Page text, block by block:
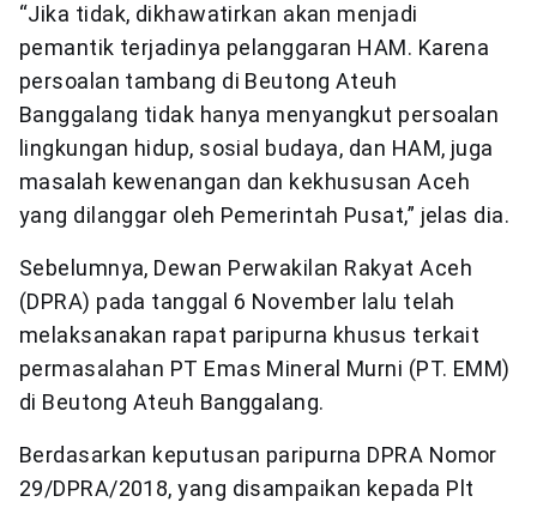
“Jika tidak, dikhawatirkan akan menjadi
pemantik terjadinya pelanggaran HAM. Karena
persoalan tambang di Beutong Ateuh
Banggalang tidak hanya menyangkut persoalan
lingkungan hidup, sosial budaya, dan HAM, juga
masalah kewenangan dan kekhususan Aceh
yang dilanggar oleh Pemerintah Pusat,” jelas dia.
Sebelumnya, Dewan Perwakilan Rakyat Aceh
(DPRA) pada tanggal 6 November lalu telah
melaksanakan rapat paripurna khusus terkait
permasalahan PT Emas Mineral Murni (PT. EMM)
di Beutong Ateuh Banggalang.
Berdasarkan keputusan paripurna DPRA Nomor
29/DPRA/2018, yang disampaikan kepada Plt